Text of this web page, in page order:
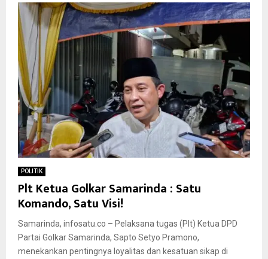
POLITIK
Plt Ketua Golkar Samarinda : Satu
Komando, Satu Visi!
Samarinda, infosatu.co – Pelaksana tugas (Plt) Ketua DPD
Partai Golkar Samarinda, Sapto Setyo Pramono,
menekankan pentingnya loyalitas dan kesatuan sikap di